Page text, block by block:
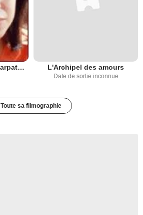
Le Champignon des Carpathes L'Archipel des amours
Date de sortie inconnue
Toute sa filmographie